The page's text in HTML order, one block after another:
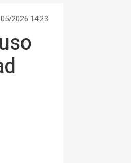
2026 14:23